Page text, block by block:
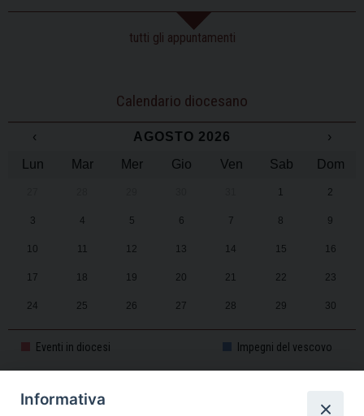
tutti gli appuntamenti
Calendario diocesano
‹ AGOSTO 2026
›
Lun
Mar Mer Gio Ven Sab Dom
1 2
3 4 5 6 7 8 9
10 11 12 13 14 15 16
17 18 19 20 21 22 23
24 25 26 27 28 29 30
31 1 2 3 4 5 6
Eventi in diocesi Impegni del vescovo
CALENDARIO PASTORALE 2025-2026
Informativa